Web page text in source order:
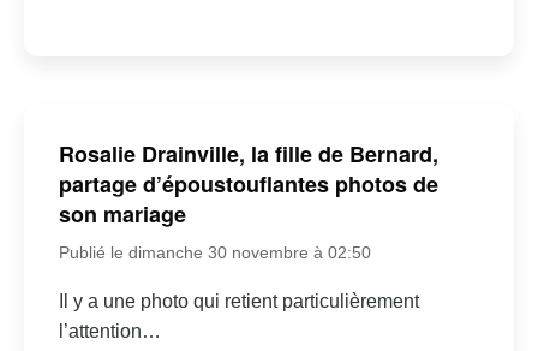
Rosalie Drainville, la fille de Bernard,
partage d’époustouflantes photos de
son mariage
Publié le dimanche 30 novembre à 02:50
Il y a une photo qui retient particulièrement
l’attention…